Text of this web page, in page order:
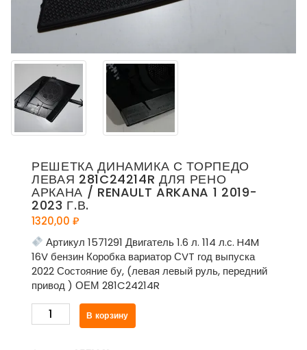
РЕШЕТКА ДИНАМИКА С ТОРПЕДО
ЛЕВАЯ 281C24214R ДЛЯ РЕНО
АРКАНА / RENAULT ARKANA 1 2019-
2023 Г.В.
1320,00 ₽
Артикул 1571291 Двигатель 1.6 л. 114 л.с. H4M
16V бензин Коробка вариатор СVT год выпуска
2022 Состояние бу, (левая левый руль, передний
привод ) ОЕМ 281C24214R
Количество
товара
В корзину